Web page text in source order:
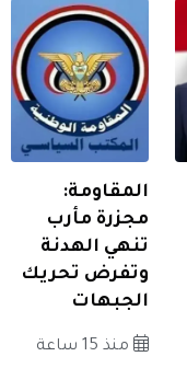
المقاومة:
مجزرة مأرب
تنهي الهدنة
وتفرض تحريك
الجبهات
منذ 15 ساعة